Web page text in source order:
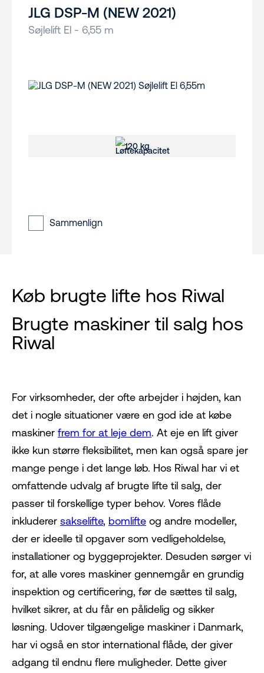
JLG DSP-M (NEW 2021)
Søjlelift El - 6,55 m
120 kg
Sammenlign
Køb brugte lifte hos Riwal
Brugte maskiner til salg hos
Riwal
For virksomheder, der ofte arbejder i højden, kan
det i nogle situationer være en god ide at købe
maskiner frem for at leje dem. At eje en lift giver
ikke kun større fleksibilitet, men kan også spare jer
mange penge i det lange løb. Hos Riwal har vi et
omfattende udvalg af brugte lifte til salg, der
passer til forskellige typer behov. Vores flåde
inkluderer sakselifte, bomlifte og andre modeller,
der er ideelle til opgaver som vedligeholdelse,
installationer og byggeprojekter. Desuden sørger vi
for, at alle vores maskiner gennemgår en grundig
inspektion og certificering, før de sættes til salg,
hvilket sikrer, at du får en pålidelig og sikker
løsning. Udover tilgængelige maskiner i Danmark,
har vi også en stor international flåde, der giver
adgang til endnu flere muligheder. Dette giver